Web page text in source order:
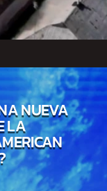
NUEVA
LA